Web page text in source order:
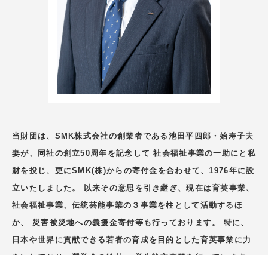
当財団は、SMK株式会社の創業者である池田平四郎・始寿子夫
妻が、同社の創立50周年を記念して 社会福祉事業の一助にと私
財を投じ、更にSMK(株)からの寄付金を合わせて、1976年に設
立いたしました。 以来その意思を引き継ぎ、現在は育英事業、
社会福祉事業、伝統芸能事業の３事業を柱として活動するほ
か、 災害被災地への義援金寄付等も行っております。 特に、
日本や世界に貢献できる若者の育成を目的とした育英事業に力